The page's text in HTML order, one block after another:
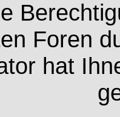
Foren
hat